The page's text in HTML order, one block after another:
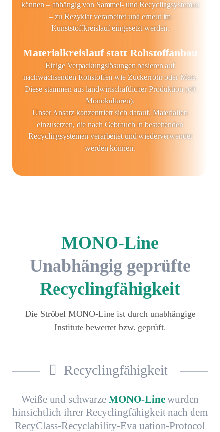
können – abhängig von Sammel- und Recyclingsystemen
– zu Rezyklat verarbeitet und erneut im
Kunststoffkreislauf eingesetzt werden.
Materialkreislauf statt Rohstoffanbau
Einige Verpackungslösungen basieren auf
nachwachsenden Rohstoffen wie Zuckerrohr oder Mais.
Diese stammen aus landwirtschaftlicher Produktion (oft
Monokulturen).
Unser Ansatz konzentriert sich darauf, Materialien
einzusetzen, die nach Gebrauch in bestehenden
Recyclingsystemen verarbeitet und wiederverwendet
werden können.
MONO-Line
Unabhängig geprüfte
Recyclingfähigkeit
Die Ströbel MONO-Line ist durch unabhängige
Institute bewertet bzw. geprüft.
Recyclingfähigkeit
Weiße und schwarze MONO-Line wurden
hinsichtlich ihrer Recyclingfähigkeit nach dem
RecyClass-Recyclability-Evaluation-Protocol